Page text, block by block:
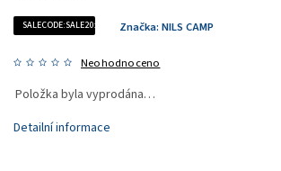
SALECODE:SALE20:20:%
Neohodnoceno
Značka: NILS CAMP
Položka byla vyprodána…
Detailní informace